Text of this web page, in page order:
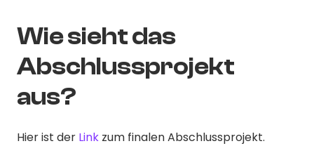
Wie sieht das
Abschlussprojekt
aus?
Hier ist der Link zum finalen Abschlussprojekt.